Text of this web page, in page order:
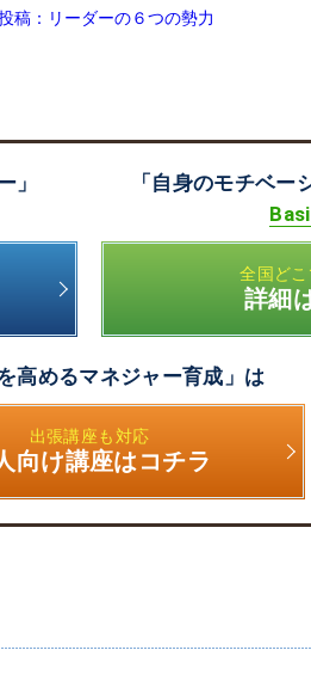
稿： リーダーの６つの勢力
」
「自身のモチベー
全国ど
詳細
高めるマネジャー育成」は
出張講座も対応
向け講座はコチラ